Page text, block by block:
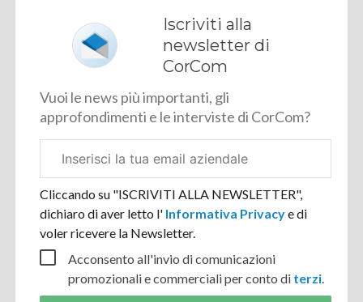
Iscriviti alla
newsletter di
CorCom
Vuoi le news più importanti, gli
approfondimenti e le interviste di CorCom?
aziendale
Cliccando su "ISCRIVITI ALLA NEWSLETTER",
dichiaro di aver letto l' Informativa Privacye di
voler ricevere la Newsletter.
Acconsento all'invio di comunicazioni
promozionali e commerciali per conto di terzi.